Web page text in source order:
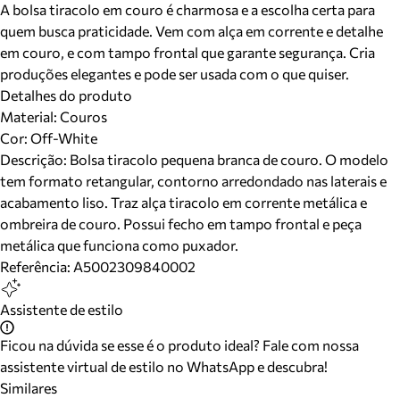
A bolsa tiracolo em couro é charmosa e a escolha certa para
quem busca praticidade. Vem com alça em corrente e detalhe
em couro, e com tampo frontal que garante segurança. Cria
produções elegantes e pode ser usada com o que quiser.
Detalhes do produto
Material: Couros
Cor: Off-White
Descrição: Bolsa tiracolo pequena branca de couro. O modelo
tem formato retangular, contorno arredondado nas laterais e
acabamento liso. Traz alça tiracolo em corrente metálica e
ombreira de couro. Possui fecho em tampo frontal e peça
metálica que funciona como puxador.
Referência: A5002309840002
Assistente de estilo
Ficou na dúvida se esse é o produto ideal? Fale com nossa
assistente virtual de estilo no WhatsApp e descubra!
Similares